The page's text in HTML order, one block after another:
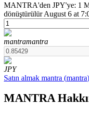
USDT Vadeli
MANTRA'den JPY'ye: 1
dönüştürülür August 6 at
mantramantra
JPY
Satın almak mantra (mantra)
MANTRA